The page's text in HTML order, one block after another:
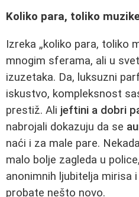
Koliko para, toliko
Izreka „koliko para, toliko
mnogim sferama, ali u
izuzetaka. Da, luksuzni
iskustvo, kompleksnost
prestiž. Ali jeftini a dobri
nabrojali dokazuju da se
naći i za male pare.
malo bolje zagleda u
anonimnih ljubitelja mirisa
probate nešto novo.